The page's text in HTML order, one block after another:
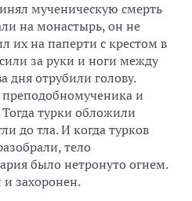
мученическую смерть
на монастырь, он не
их на паперти с крестом в
за руки и ноги между
дня отрубили голову.
и
турки обложили
до тла. И когда турков
тело
было нетронуто огнем.
захоронен.